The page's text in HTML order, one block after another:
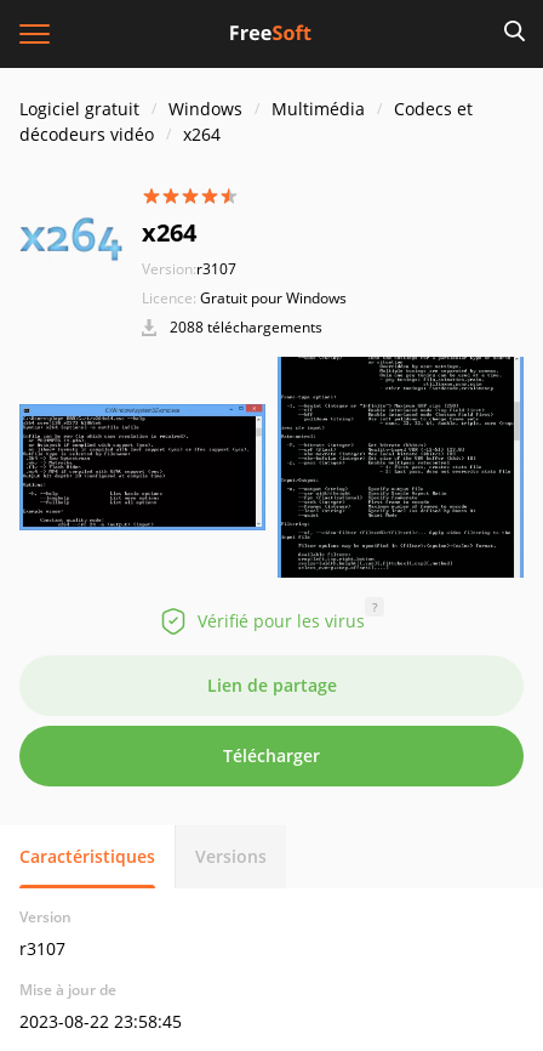
Logiciel gratuit Windows Multimédia
Codecs et
décodeurs vidéo
x264
x264
Version:r3107
Licence: Gratuit pour Windows
2088 téléchargements
Vérifié pour les virus
?
Lien de partage
Télécharger
Caractéristiques Versions
Version
r3107
Mise à jour de
2023-08-22 23:58:45